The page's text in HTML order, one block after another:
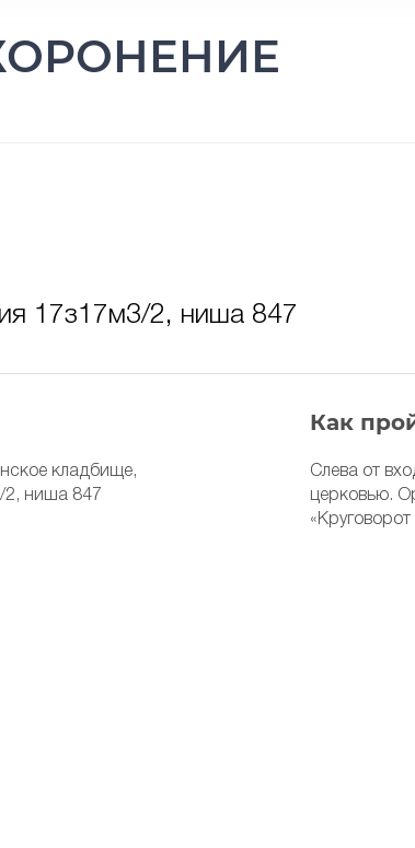
17з17м3/2, ниша 847
кладбище,
2, ниша 847
Как
Слева от
церковью.